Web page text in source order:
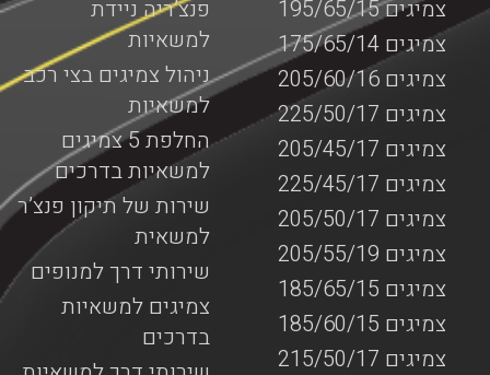
פנצ’ריה ניידת
למשאיות
ניהול צמיגים בצי רכב
למשאיות
החלפת 5 צמיגים
למשאיות בדרכים
שירות של תיקון פנצ’ר
למשאית
שירותי דרך למנופים
צמיגים למשאיות
בדרכים
צמיגים 195/65/15
צמיגים 175/65/14
צמיגים 205/60/16
צמיגים 225/50/17
צמיגים 205/45/17
צמיגים 225/45/17
צמיגים 205/50/17
צמיגים 205/55/19
צמיגים 185/65/15
צמיגים 185/60/15
צמיגים 215/50/17